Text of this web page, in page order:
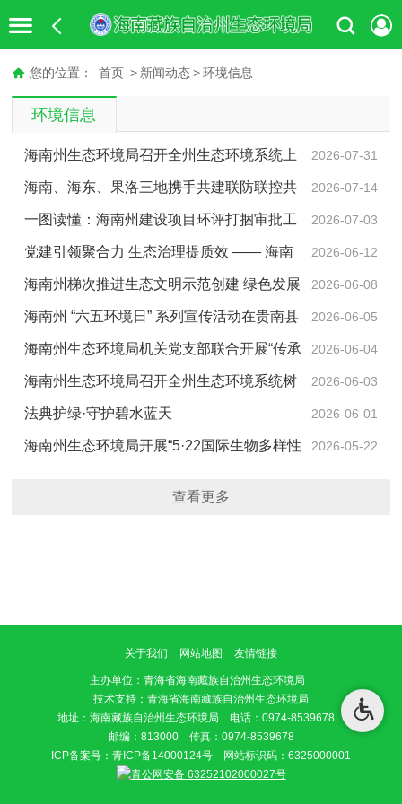
您的位置： 首页 > 新闻动态 > 环境信息
环境信息
2026-07-31
海南州生态环境局召开全州生态环境系统上
半年党风廉政建设工作暨政治生态分析研判会 2026-07-14
海南、海东、果洛三地携手共建联防联控共
同守护黄河安澜 2026-07-03
一图读懂：海南州建设项目环评打捆审批工
作方案 2026-06-12
党建引领聚合力 生态治理提质效 —— 海南
州以“十化”党建推动生态保护与人居环境整治走深走实
2026-06-08
海南州梯次推进生态文明示范创建 绿色发展
成效凸显 2026-06-05
海南州 “六五环境日” 系列宣传活动在贵南县
举办 2026-06-04
海南州生态环境局机关党支部联合开展“传承
治沙精神，守护绿水青山”主题党日活动 2026-06-03
海南州生态环境局召开全州生态环境系统树
立和践行正确政绩观学习教育暨警示教育大会 2026-06-01
法典护绿·守护碧水蓝天
2026-05-22
海南州生态环境局开展“5·22国际生物多样性
查看更多
关于我们 网站地图 友情链接
主办单位 ：青海省海南藏族自治州生态环境局
技术支持：青海省海南藏族自治州生态环境局
地址：海南藏族自治州生态环境局 电话：0974-8539678
邮编：813000 传真：0974-8539678
ICP备案号： 青ICP备14000124号 网站标识码：6325000001
青公网安备 63252102000027号